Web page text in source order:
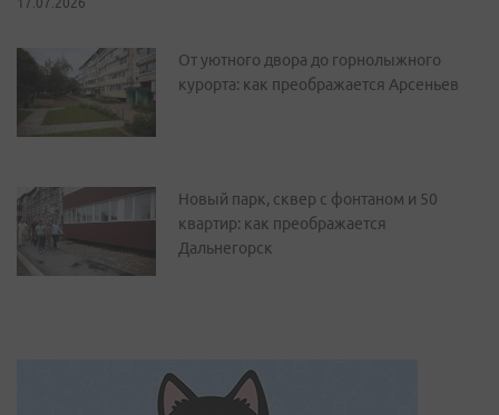
От уютного двора до горнолыжного
курорта: как преображается Арсеньев
Новый парк, сквер с фонтаном и 50
квартир: как преображается
Дальнегорск